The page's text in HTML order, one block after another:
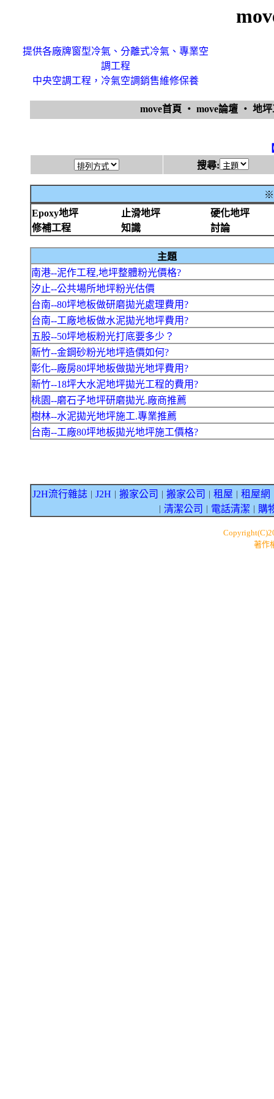
提供各廠牌窗型冷氣、分離式冷氣、專業空
調工程
中央空調工程，冷氣空調銷售維修保養
move首頁 ‧ move論壇 ‧ 地
搜尋:
※
Epoxy地坪
止滑地坪
硬化地坪
修補工程
知識 討論
主題
南港--泥作工程,地坪整體粉光價格?
汐止--公共場所地坪粉光估價
台南--80坪地板做研磨拋光處理費用?
台南--工廠地板做水泥拋光地坪費用?
五股--50坪地板粉光打底要多少？
新竹--金鋼砂粉光地坪造價如何?
彰化--廠房80坪地板做拋光地坪費用?
新竹--18坪大水泥地坪拋光工程的費用?
桃園--磨石子地坪研磨拋光.廠商推薦
樹林--水泥拋光地坪施工.專業推薦
台南--工廠80坪地板拋光地坪施工價格?
J2H流行雜誌 J2H 搬家公司 搬家公司 租屋 租屋網
清潔公司 電話清潔 購
著作